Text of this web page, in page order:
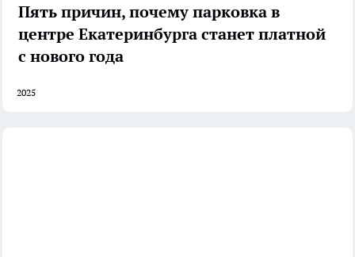
Пять причин, почему парковка в
центре Екатеринбурга станет платной
с нового года
2025